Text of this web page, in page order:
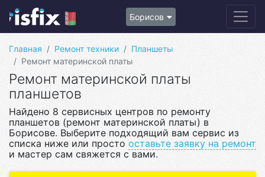
Борисов
Главная Ремонт техники
Планшеты
Ремонт материнской платы
Ремонт материнской платы
планшетов
Найдено 8 сервисных центров по ремонту
планшетов (ремонт материнской платы) в
Борисове. Выберите подходящий вам сервис из
списка ниже или просто оставьте заявку на ремонт
и мастер сам свяжется с вами.